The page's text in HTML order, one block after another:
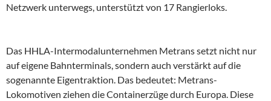
Netzwerk unterwegs, unterstützt von 17 Rangierloks.
Das HHLA-Intermodalunternehmen Metrans setzt nicht nur
auf eigene Bahnterminals, sondern auch verstärkt auf die
sogenannte Eigentraktion. Das bedeutet: Metrans-
Lokomotiven ziehen die Containerzüge durch Europa. Diese